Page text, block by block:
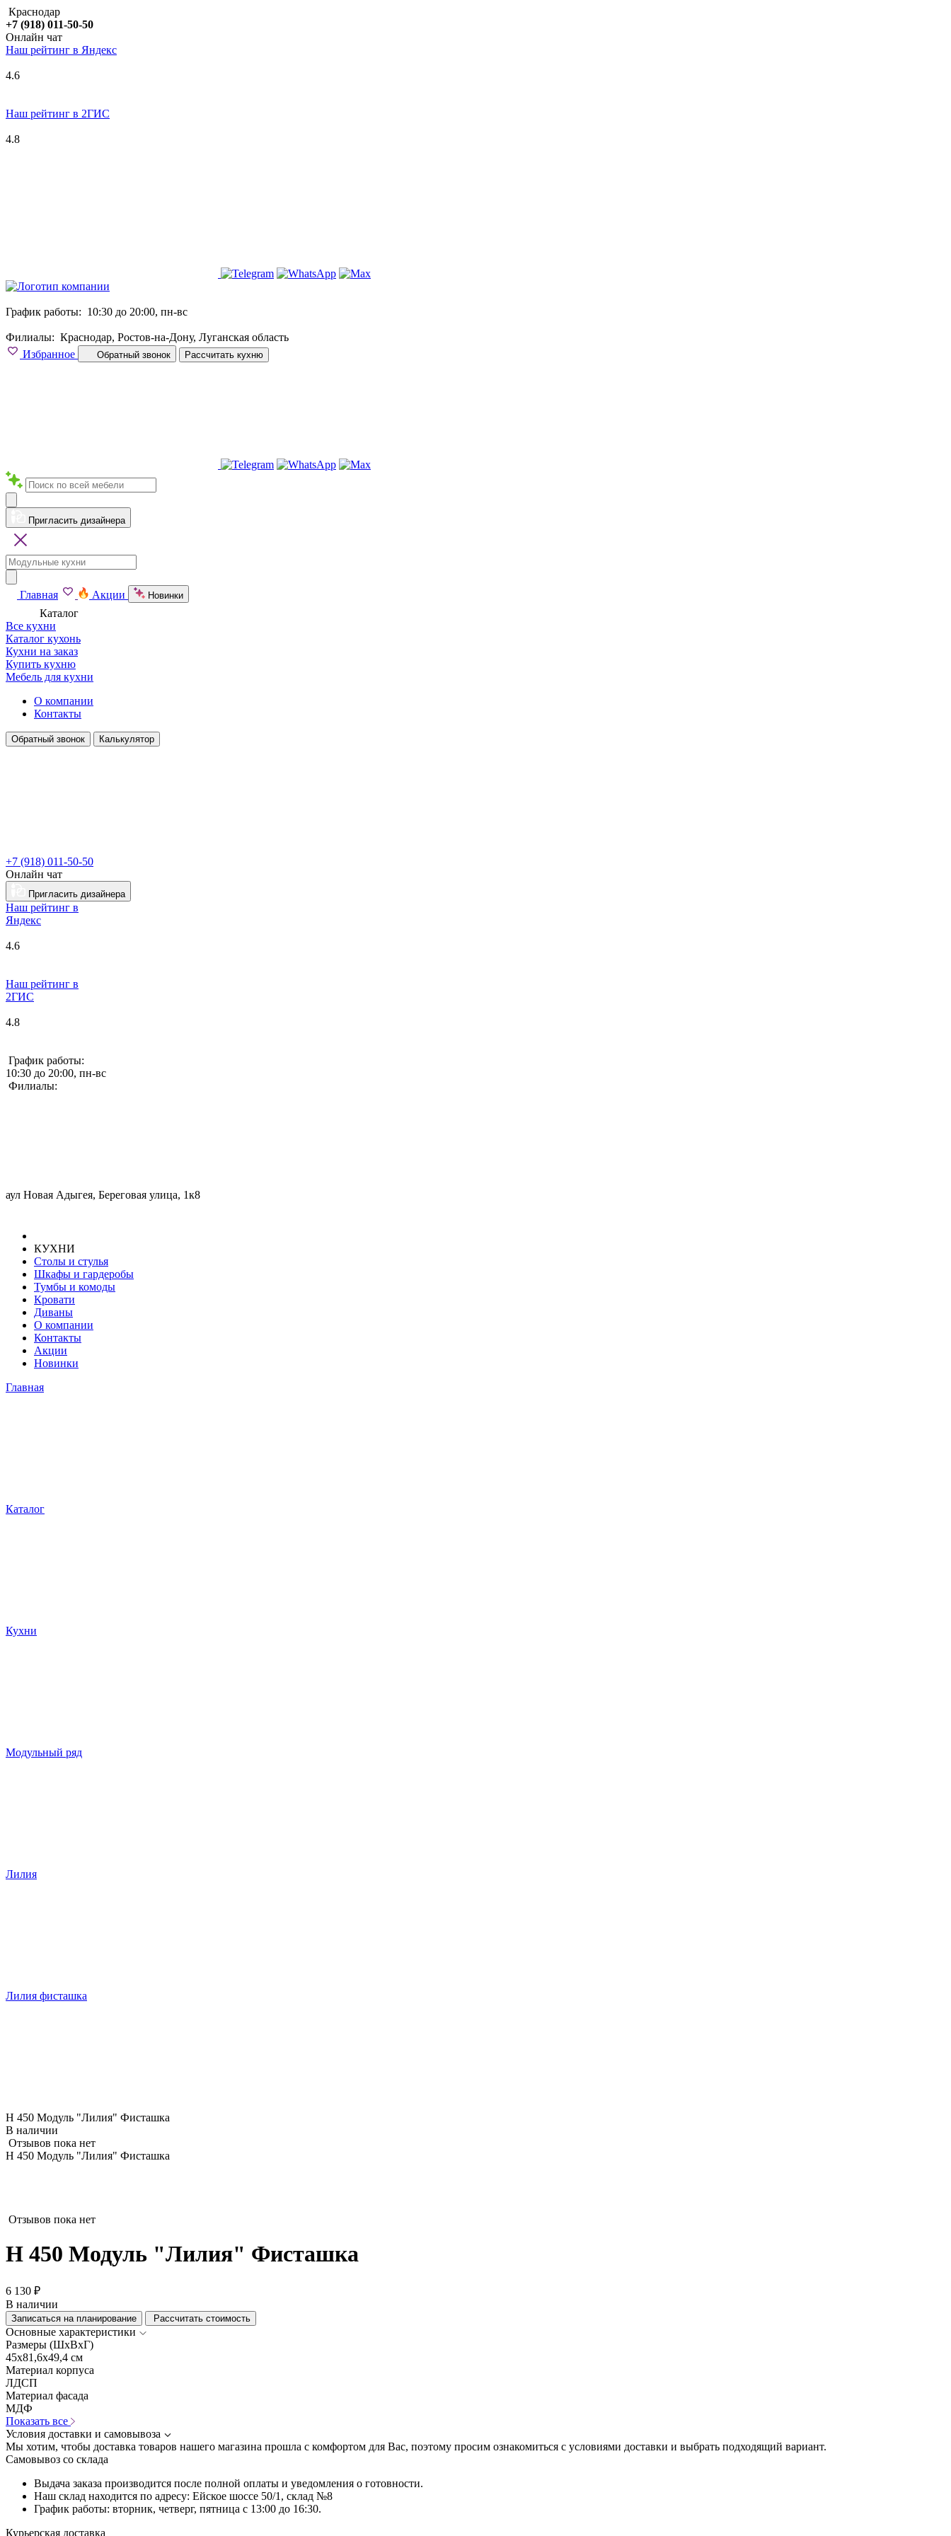
Краснодар
+7 (918) 011-50-50
Онлайн чат
Наш рейтинг в Яндекс
4.6
Наш рейтинг в 2ГИС
4.8
График работы: 10:30 до 20:00, пн-вс
Филиалы: Краснодар, Ростов-на-Дону, Луганская область
Избранное
Обратный звонок Рассчитать кухню
Пригласить дизайнера
Главная Акции Новинки
Каталог
Все кухни
Каталог кухонь
Кухни на заказ
Купить кухню
Мебель для кухни
О компании
Контакты
Обратный звонок Калькулятор
+7 (918) 011-50-50
Онлайн чат
Пригласить дизайнера
Наш рейтинг в
Яндекс
4.6
Наш рейтинг в
2ГИС
4.8
График работы:
10:30 до 20:00, пн-вс
Филиалы:
аул Новая Адыгея, Береговая улица, 1к8
КУХНИ
Столы и стулья
Шкафы и гардеробы
Тумбы и комоды
Кровати
Диваны
О компании
Контакты
Акции
Новинки
Главная
Каталог
Кухни
Модульный ряд
Лилия
Лилия фисташка
Н 450 Модуль "Лилия" Фисташка
В наличии
Отзывов пока нет
Н 450 Модуль "Лилия" Фисташка
Отзывов пока нет
Н 450 Модуль "Лилия" Фисташка
6 130 ₽
В наличии
Записаться на планирование Рассчитать стоимость
Основные характеристики
Размеры (ШхВхГ)
45x81,6x49,4 см
Материал корпуса
ЛДСП
Материал фасада
МДФ
Показать все
Условия доставки и самовывоза
Мы хотим, чтобы доставка товаров нашего магазина прошла с комфортом для Вас, поэтому просим ознакомиться с условиями доставки и выбрать подходящий вариант.
Самовывоз со склада
Выдача заказа производится после полной оплаты и уведомления о готовности.
Наш склад находится по адресу: Ейское шоссе 50/1, склад №8
График работы: вторник, четверг, пятница с 13:00 до 16:30.
Курьерская доставка